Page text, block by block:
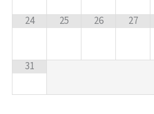
24 25 26 27
31